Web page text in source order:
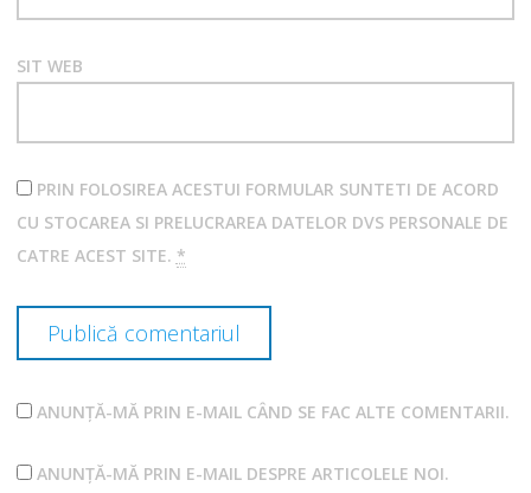
SIT WEB
PRIN FOLOSIREA ACESTUI FORMULAR SUNTETI DE ACORD
CU STOCAREA SI PRELUCRAREA DATELOR DVS PERSONALE DE
CATRE ACEST SITE. *
ANUNȚĂ-MĂ PRIN E-MAIL CÂND SE FAC ALTE COMENTARII.
ANUNȚĂ-MĂ PRIN E-MAIL DESPRE ARTICOLELE NOI.